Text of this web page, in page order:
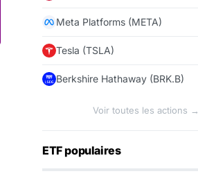
Meta Platforms (META)
Tesla (TSLA)
Berkshire Hathaway (BRK.B)
Voir toutes les actions →
ETF populaires